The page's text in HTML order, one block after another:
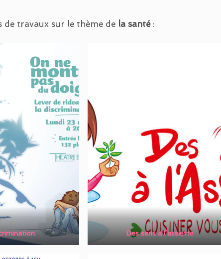
de travaux sur le thème de la santé:
Des sens à l’assiette